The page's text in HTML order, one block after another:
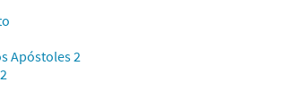
Apóstoles 2